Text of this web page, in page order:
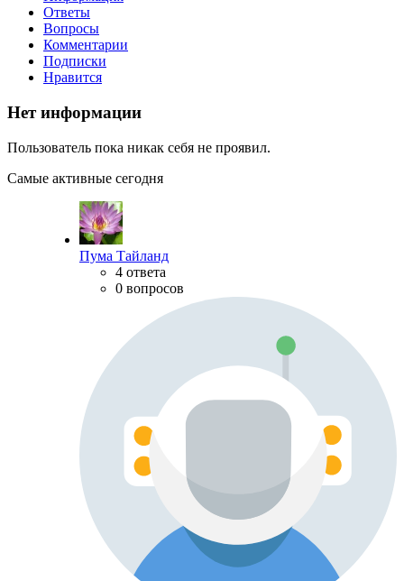
Ответы
Вопросы
Комментарии
Подписки
Нравится
Нет информации
Пользователь пока никак себя не проявил.
Самые активные сегодня
Пума Тайланд
4 ответа
0 вопросов